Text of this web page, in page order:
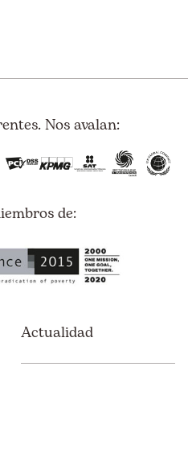
Nos avalan:
de:
Actualidad